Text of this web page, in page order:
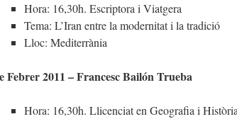
Hora: 16,30h. Escriptora i Viatgera
Tema: L’Iran entre la modernitat i la tradició
Lloc: Mediterrània
Febrer 2011 – Francesc Bailón Trueba
Hora: 16,30h. Llicenciat en Geografia i